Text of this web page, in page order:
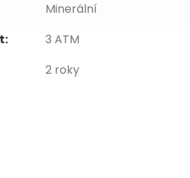
Minerální
3 ATM
2 roky